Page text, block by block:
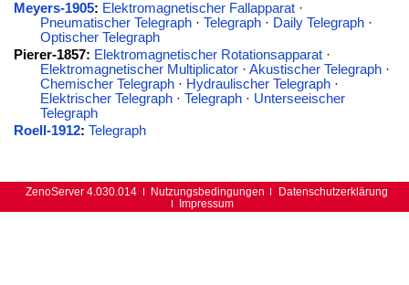
Meyers-1905: Elektromagnetischer Fallapparat·
Pneumatischer Telegraph· Telegraph· Daily Telegraph·
Optischer Telegraph
Pierer-1857: Elektromagnetischer Rotationsapparat·
Elektromagnetischer Multiplicator· Akustischer Telegraph·
Chemischer Telegraph· Hydraulischer Telegraph·
Elektrischer Telegraph· Telegraph· Unterseeischer
Telegraph
Roell-1912: Telegraph
ZenoServer 4.030.014 Nutzungsbedingungen
Datenschutzerklärung
Impressum